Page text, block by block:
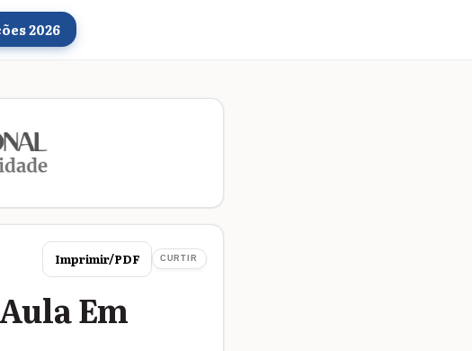
2026
Imprimir/PDF CURTIR
Em